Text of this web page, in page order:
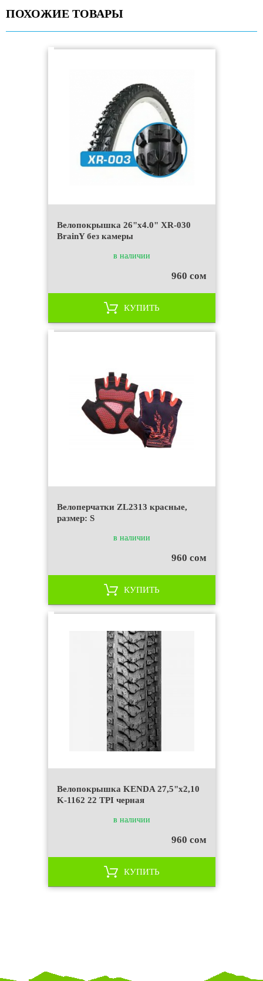
ПОХОЖИЕ ТОВАРЫ
Велопокрышка 26"x4.0" XR-030
BrainY без камеры
в наличии
960 сом
КУПИТЬ
Велоперчатки ZL2313 красные,
размер: S
в наличии
960 сом
КУПИТЬ
Велопокрышка KENDA 27,5"х2,10
K-1162 22 TPI черная
в наличии
960 сом
КУПИТЬ